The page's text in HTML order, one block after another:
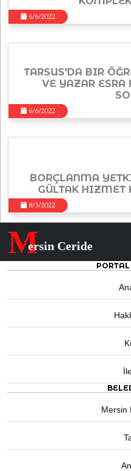
6/6/2022
TARSUS'DA BIR
VE YAZAR
6/6/2022
BORÇLANMA
GÜLTAK HIZMET
8/3/2022
Mersin Ceride
Mersin